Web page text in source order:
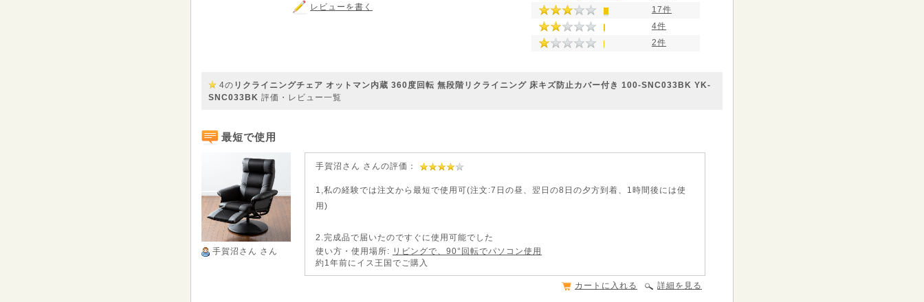
レビューを書く
17件
4件
2件
4の リクライニングチェア オットマン内蔵 360度回転 無段階リクライニング 床キズ防止カバー付き 100-SNC033BK YK-
SNC033BK 評価・レビュー一覧
最短で使用
手賀沼さん さん
手賀沼さん さんの評価：
1,私の経験では注文から最短で使用可(注文:7日の昼、翌日の8日の夕方到着、1時間後には使
用)
2.完成品で届いたのですぐに使用可能でした
使い方・使用場所:
リビングで、90°回転でパソコン使用
約1年前にイス王国でご購入
詳細を見る
カートに入れる